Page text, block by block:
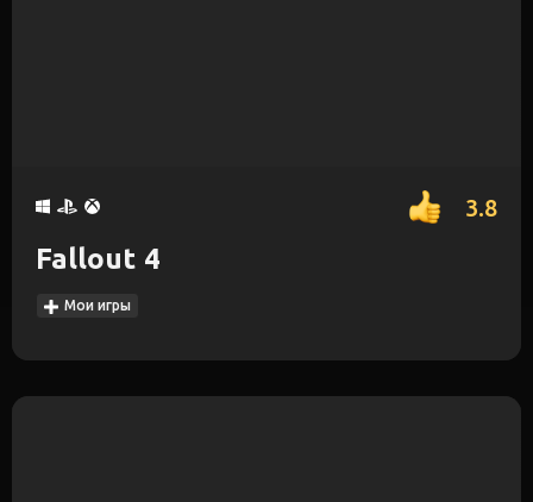
3.8
Fallout 4
Мои игры